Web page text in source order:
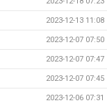
2023-12-13 11:08
2023-12-07 07:50
2023-12-07 07:47
2023-12-07 07:45
2023-12-06 07:31